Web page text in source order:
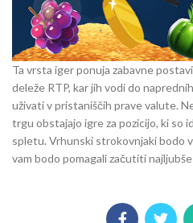
Ta vrsta iger ponuja zabavne
deleže RTP, kar jih vodi do
uživati ​​v pristaniščih prave valute.
trgu obstajajo igre za pozicijo, ki so
spletu. Vrhunski strokovnjaki bodo
vam bodo pomagali začutiti